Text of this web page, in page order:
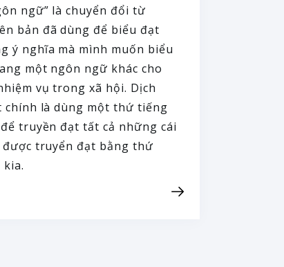
ngữ” là chuyển đổi từ
bản đã dùng để biểu đạt
ý nghĩa mà mình muốn biểu
một ngôn ngữ khác cho
vụ trong xã hội. Dịch
chính là dùng một thứ tiếng
truyền đạt tất cả những cái
được truyển đạt bằng thứ